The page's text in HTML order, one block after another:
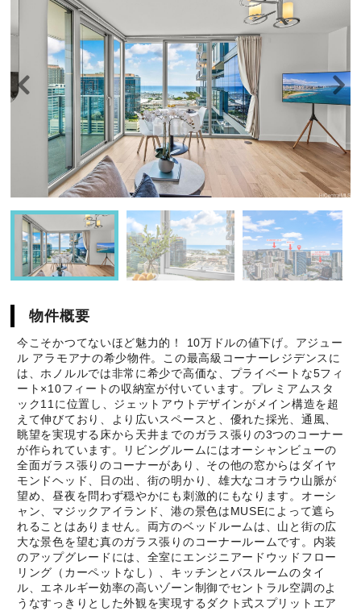
物件概要
今こそかつてないほど魅力的！ 10万ドルの値下げ。アジュー
ル アラモアナの希少物件。この最高級コーナーレジデンスに
は、ホノルルでは非常に希少で高価な、プライベートな5フィ
ート×10フィートの収納室が付いています。プレミアムスタ
ック11に位置し、ジェットアウトデザインがメイン構造を超
えて伸びており、より広いスペースと、優れた採光、通風、
眺望を実現する床から天井までのガラス張りの3つのコーナー
が作られています。リビングルームにはオーシャンビューの
全面ガラス張りのコーナーがあり、その他の窓からはダイヤ
モンドヘッド、日の出、街の明かり、雄大なコオラウ山脈が
望め、昼夜を問わず穏やかにも刺激的にもなります。オーシ
ャン、マジックアイランド、港の景色はMUSEによって遮ら
れることはありません。両方のベッドルームは、山と街の広
大な景色を望む真のガラス張りのコーナールームです。内装
のアップグレードには、全室にエンジニアードウッドフロー
リング（カーペットなし）、キッチンとバスルームのタイ
ル、エネルギー効率の高いゾーン制御でセントラル空調のよ
うなすっきりとした外観を実現するダクト式スプリットエア